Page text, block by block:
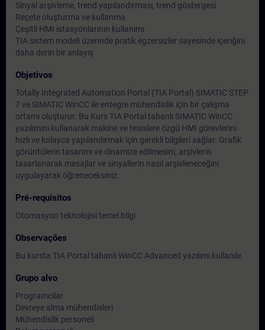
Sinyal arşivleme, trend yapılandırması, trend göstergesi
Reçete oluşturma ve kullanma
Çeşitli HMI istasyonlarının kullanımı
TIA sistem modeli üzerinde pratik egzersizler sayesinde içeriğini
daha derin bir anlayış
Objetivos
Totally Integrated Automation Portal (TIA Portal) SIMATIC STEP
7 ve SIMATIC WinCC ile entegre mühendislik için bir çalışma
ortamı oluşturur. Bu Kurs TIA Portal tabanlı SIMATIC WinCC
yazılımını kullanarak makine ve tesislere özgü HMI görevlerini
hızlı ve kolayca yapılandırmak için gerekli bilgileri sağlar. Grafik
görüntülerin tasarımı ve dinamize edilmesini, arşivlerin
tasarlanarak mesajlar ve sinyallerin nasıl arşivleneceğini
uygulayarak öğreneceksiniz.
Pré-requisitos
Otomasyon teknolojisi temel bilgi
Observações
Bu kursta TIA Portal tabanlı WinCC Advanced yazılımı kullanılır.
Grupo alvo
Programcılar
Devreye alma mühendisleri
Mühendislik personeli